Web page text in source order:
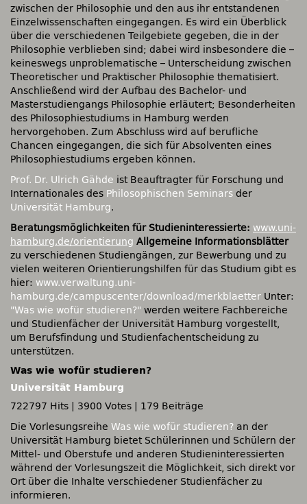
zwischen der Philosophie und den aus ihr entstandenen
Einzelwissenschaften eingegangen. Es wird ein Überblick
über die verschiedenen Teilgebiete gegeben, die in der
Philosophie verblieben sind; dabei wird insbesondere die –
keineswegs unproblematische – Unterscheidung zwischen
Theoretischer und Praktischer Philosophie thematisiert.
Anschließend wird der Aufbau des Bachelor- und
Masterstudiengangs Philosophie erläutert; Besonderheiten
des Philosophiestudiums in Hamburg werden
hervorgehoben. Zum Abschluss wird auf berufliche
Chancen eingegangen, die sich für Absolventen eines
Philosophiestudiums ergeben können.
Prof. Dr. Ulrich Gähde ist Beauftragter für Forschung und
Internationales des Philosophischen Seminars der
Universität Hamburg.
Beratungsmöglichkeiten für Studieninteressierte: www.uni-
hamburg.de/orientierung Allgemeine Informationsblätter
zu verschiedenen Studiengängen, zur Bewerbung und zu
vielen weiteren Orientierungshilfen für das Studium gibt es
hier: www.verwaltung.uni-
hamburg.de/campuscenter/download/merkblaetter Unter:
"Was wie wofür studieren?" werden weitere Fachbereiche
und Studienfächer der Universität Hamburg vorgestellt,
um Berufsfindung und Studienfachentscheidung zu
unterstützen.
Was wie wofür studieren?
Universität Hamburg
722797 Hits
3900 Votes
179 Beiträge
Die Vorlesungsreihe Was wie wofür studieren? an der
Universität Hamburg bietet Schülerinnen und Schülern der
Mittel- und Oberstufe und anderen Studieninteressierten
während der Vorlesungszeit die Möglichkeit, sich direkt vor
Ort über die Inhalte verschiedener Studienfächer zu
informieren.